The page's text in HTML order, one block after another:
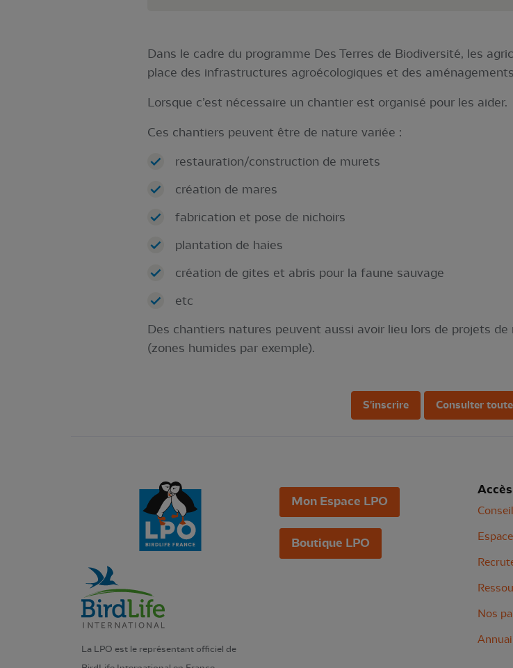
Dans le cadre du programme Des Terres de Biodiversité, les
place des infrastructures agroécologiques et des
Lorsque c’est nécessaire un chantier est organisé pour les aider.
Ces chantiers peuvent être de nature variée :
restauration/construction de murets
création de mares
fabrication et pose de nichoirs
plantation de haies
création de gites et abris pour la faune sauvage
etc
Des chantiers natures peuvent aussi avoir lieu lors de projets
(zones humides par exemple).
S'inscrire Consulter
La LPO est le représentant officiel de
Mon Espace LPO
Boutique LPO
Nos